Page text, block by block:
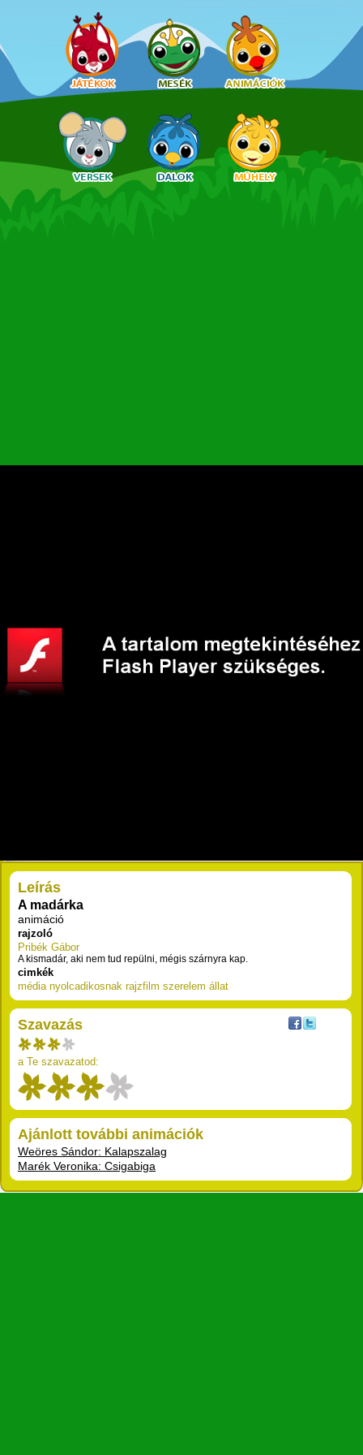
RÉSZLETEK
Leírás
A madárka
animáció
rajzoló
Pribék Gábor
A kismadár, aki nem tud repülni, mégis szárnyra kap.
cimkék
média nyolcadikosnak rajzfilm szerelem állat
Szavazás
a Te szavazatod:
Ajánlott további animációk
Weöres Sándor: Kalapszalag
Marék Veronika: Csigabiga